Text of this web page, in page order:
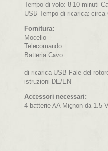
Tempo di volo: 8-10 minuti
USB Tempo di ricarica: circa
Fornitura:
Modello
Telecomando
Batteria Cavo
di ricarica USB Pale del
istruzioni DE/EN
Accessori necessari:
4 batterie AA Mignon da 1,5